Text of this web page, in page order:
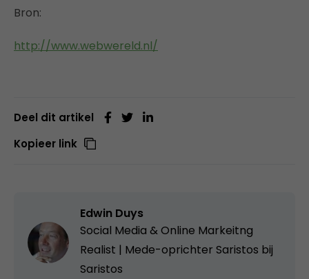
Bron:
http://www.webwereld.nl/
Deel dit artikel
Kopieer link
Edwin Duys
Social Media & Online Markeitng
Realist | Mede-oprichter Saristos bij
Saristos